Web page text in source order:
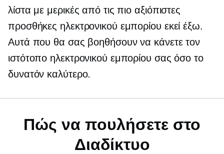
λίστα με μερικές από τις πιο αξιόπιστες
προσθήκες ηλεκτρονικού εμπορίου εκεί έξω.
Αυτά που θα σας βοηθήσουν να κάνετε τον
ιστότοπο ηλεκτρονικού εμπορίου σας όσο το
δυνατόν καλύτερο.
Πώς να πουλήσετε στο
Διαδίκτυο